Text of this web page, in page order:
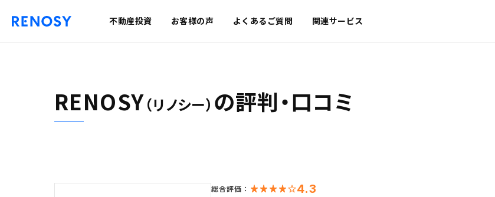
不動産投資 お客様の声 よくあるご質問 関連サービス
RENOSY（リノシー） の評判・口コミ
総合評価： 4.3